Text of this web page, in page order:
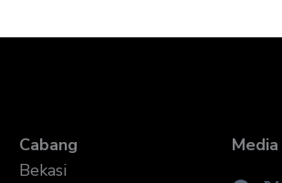
Cabang
Bekasi